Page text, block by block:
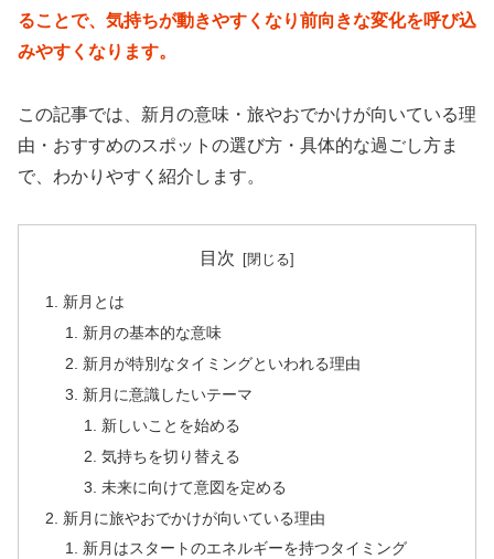
ることで、気持ちが動きやすくなり前向きな変化を呼び込
みやすくなります。
この記事では、新月の意味・旅やおでかけが向いている理
由・おすすめのスポットの選び方・具体的な過ごし方ま
で、わかりやすく紹介します。
目次
新月とは
新月の基本的な意味
新月が特別なタイミングといわれる理由
新月に意識したいテーマ
新しいことを始める
気持ちを切り替える
未来に向けて意図を定める
新月に旅やおでかけが向いている理由
新月はスタートのエネルギーを持つタイミング